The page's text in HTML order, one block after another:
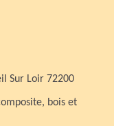
Sur Loir 72200
bois et